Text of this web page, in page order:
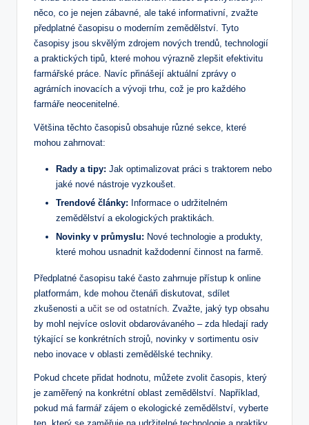
něco, co je nejen zábavné, ale také informativní, zvažte
předplatné časopisu o moderním zemědělství. Tyto
časopisy jsou skvělým zdrojem nových trendů, technologií
a praktických tipů, které mohou výrazně zlepšit efektivitu
farmářské práce. Navíc přinášejí aktuální zprávy o
agrárních inovacích a vývoji trhu, což je pro každého
farmáře neocenitelné.
Většina těchto časopisů obsahuje různé sekce, které
mohou zahrnovat:
Rady a tipy: Jak optimalizovat práci s traktorem nebo
jaké nové nástroje vyzkoušet.
Trendové články: Informace o udržitelném
zemědělství a ekologických praktikách.
Novinky v průmyslu: Nové technologie a produkty,
které mohou usnadnit každodenní činnost na farmě.
Předplatné časopisu také často zahrnuje přístup k online
platformám, kde mohou čtenáři diskutovat, sdílet
zkušenosti a učit se od ostatních. Zvažte, jaký typ obsahu
by mohl nejvíce oslovit obdarovávaného – zda hledají rady
týkající se konkrétních strojů, novinky v sortimentu osiv
nebo inovace v oblasti zemědělské techniky.
Pokud chcete přidat hodnotu, můžete zvolit časopis, který
je zaměřený na konkrétní oblast zemědělství. Například,
pokud má farmář zájem o ekologické zemědělství, vyberte